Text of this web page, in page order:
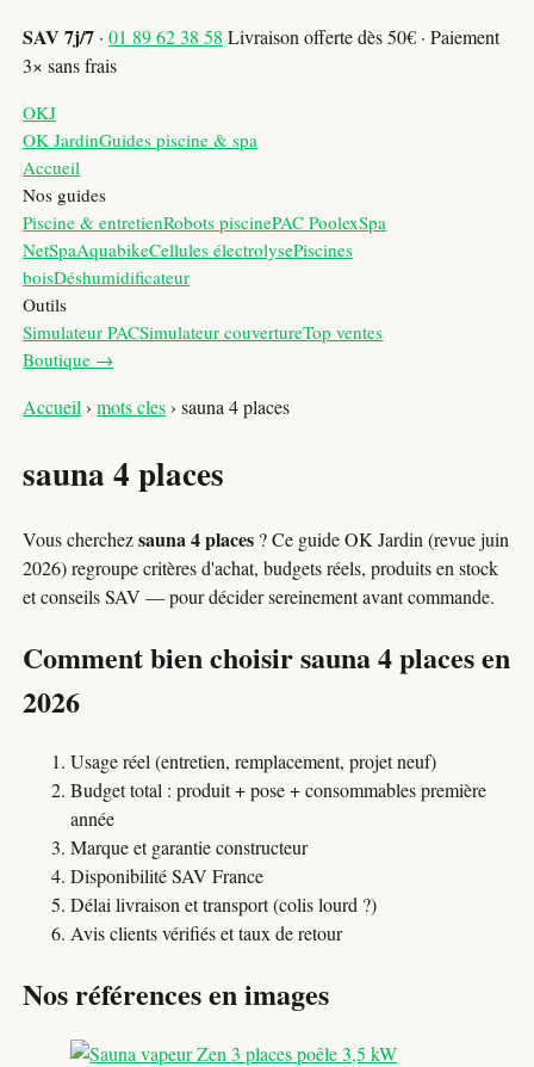
SAV 7j/7 ·01 89 62 38 58 Livraison offerte dès 50€ · Paiement
3× sans frais
OKJ
OK JardinGuides piscine & spa
Accueil
Nos guides
Piscine & entretienRobots piscinePAC PoolexSpa
NetSpaAquabikeCellules électrolysePiscines
boisDéshumidificateur
Outils
Simulateur PACSimulateur couvertureTop ventes
Boutique →
Accueil ›mots cles›sauna 4 places
sauna 4 places
Vous cherchezsauna 4 places ? Ce guide OK Jardin (revue juin
2026) regroupe critères d'achat, budgets réels, produits en stock
et conseils SAV — pour décider sereinement avant commande.
Comment bien choisir sauna 4 places en
2026
Usage réel (entretien, remplacement, projet neuf)
Budget total : produit + pose + consommables première
année
Marque et garantie constructeur
Disponibilité SAV France
Délai livraison et transport (colis lourd ?)
Avis clients vérifiés et taux de retour
Nos références en images